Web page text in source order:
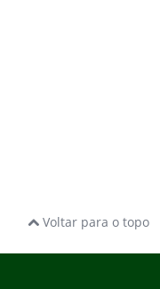
Voltar para o topo